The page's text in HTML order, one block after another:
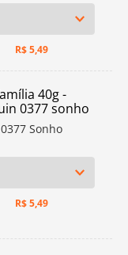
R$5,49
0377 Sonho
R$5,49